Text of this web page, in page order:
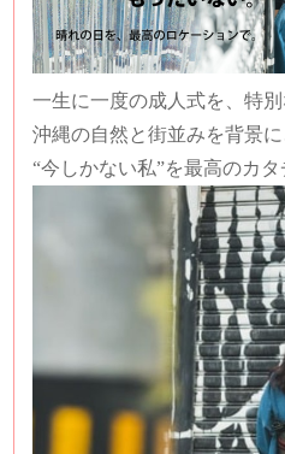
一生に一度の成人式を、特別
沖縄の自然と街並みを背景に
“今しかない私”を最高のカタ